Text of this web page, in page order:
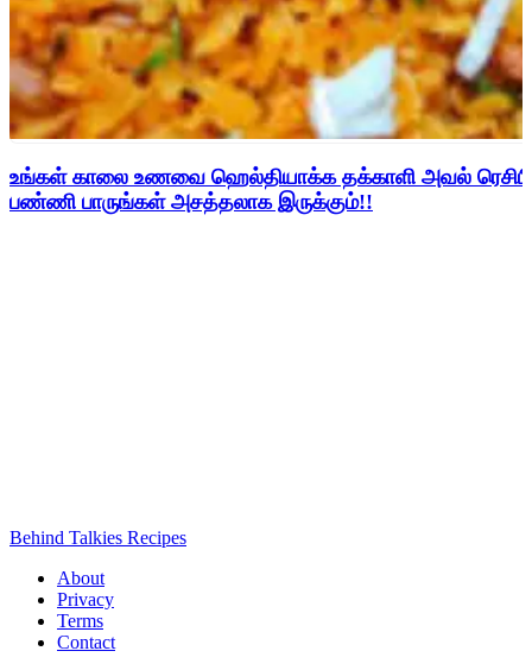
உங்கள் காலை உணவை ஹெல்தியாக்க தக்காளி அவல்
பண்ணி பாருங்கள் அசத்தலாக இருக்கும்!!
Behind Talkies Recipes
About
Privacy
Terms
Contact